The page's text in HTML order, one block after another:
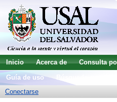
Inicio Acerca de Consulta
Guía de uso
Conectarse